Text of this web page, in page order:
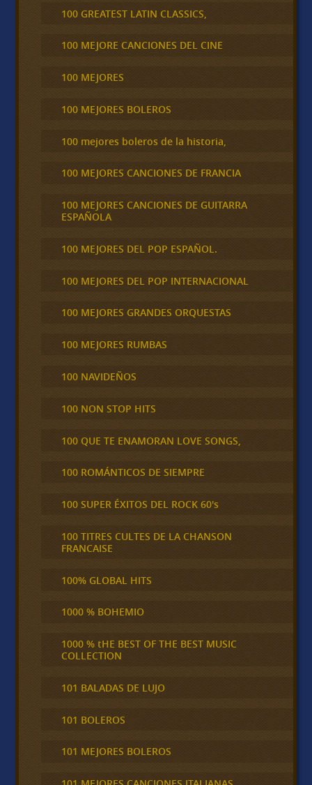
100 GREATEST LATIN CLASSICS,
100 MEJORE CANCIONES DEL CINE
100 MEJORES
100 MEJORES BOLEROS
100 mejores boleros de la historia,
100 MEJORES CANCIONES DE FRANCIA
100 MEJORES CANCIONES DE GUITARRA
ESPAÑOLA
100 MEJORES DEL POP ESPAÑOL.
100 MEJORES DEL POP INTERNACIONAL
100 MEJORES GRANDES ORQUESTAS
100 MEJORES RUMBAS
100 NAVIDEÑOS
100 NON STOP HITS
100 QUE TE ENAMORAN LOVE SONGS,
100 ROMÁNTICOS DE SIEMPRE
100 SUPER ÉXITOS DEL ROCK 60's
100 TITRES CULTES DE LA CHANSON
FRANCAISE
100% GLOBAL HITS
1000 % BOHEMIO
1000 % tHE BEST OF THE BEST MUSIC
COLLECTION
101 BALADAS DE LUJO
101 BOLEROS
101 MEJORES BOLEROS